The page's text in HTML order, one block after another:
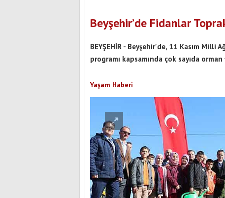
Beyşehir’de Fidanlar
BEYŞEHİR - Beyşehir'de, 11 Kasım Milli
programı kapsamında çok sayıda
Yaşam Haberi